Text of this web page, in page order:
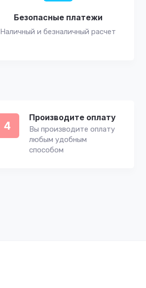
Безопасные платежи
Наличный и безналичный расчет
4
Производите оплату
Вы производите оплату
любым удобным
способом